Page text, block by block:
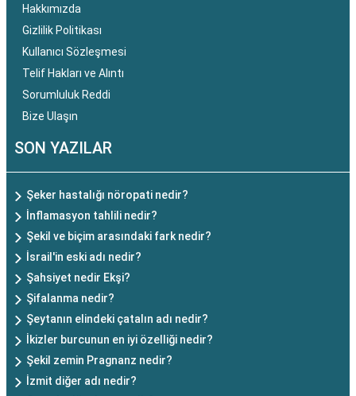
Hakkımızda
Gizlilik Politikası
Kullanıcı Sözleşmesi
Telif Hakları ve Alıntı
Sorumluluk Reddi
Bize Ulaşın
SON YAZILAR
Şeker hastalığı nöropati nedir?
İnflamasyon tahlili nedir?
Şekil ve biçim arasındaki fark nedir?
İsrail'in eski adı nedir?
Şahsiyet nedir Ekşi?
Şifalanma nedir?
Şeytanın elindeki çatalın adı nedir?
İkizler burcunun en iyi özelliği nedir?
Şekil zemin Pragnanz nedir?
İzmit diğer adı nedir?